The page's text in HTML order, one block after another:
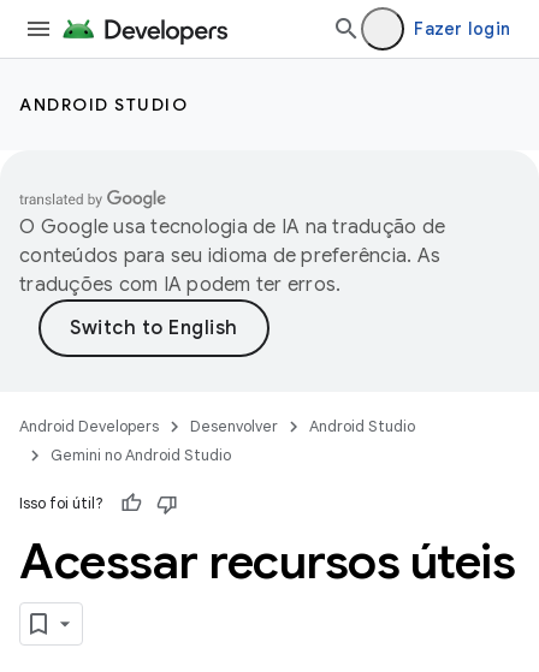
Fazer login
ANDROID STUDIO
O Google usa tecnologia de IA na tradução de
conteúdos para seu idioma de preferência. As
traduções com IA podem ter erros.
Android Developers Desenvolver
Android Studio
Gemini no Android Studio
Isso foi útil?
Acessar recursos úteis